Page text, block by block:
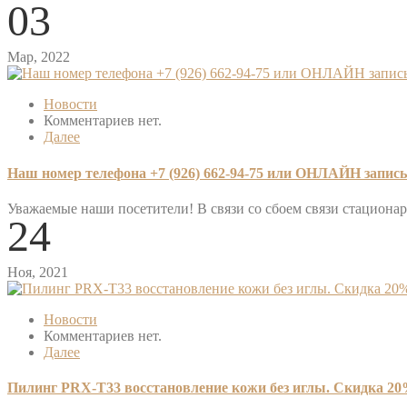
03
Мар, 2022
Новости
Комментариев нет.
Далее
Наш номер телефона +7 (926) 662-94-75 или ОНЛАЙН запись
Уважаемые наши посетители! В связи со сбоем связи
24
Ноя, 2021
Новости
Комментариев нет.
Далее
Пилинг PRX-T33 восстановление кожи без иглы. Скидка